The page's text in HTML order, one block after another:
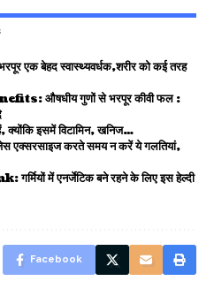
एक बेहद स्वास्थ्यवर्धक,शरीर को कई तरह
औषधीय गुणों से भरपूर कीवी फल :
क्योंकि इसमें विटामिन, खनिज…
करते समय न करें ये गलतियां,
में एनर्जेटिक बने रहने के लिए इस हेल्दी
Facebook